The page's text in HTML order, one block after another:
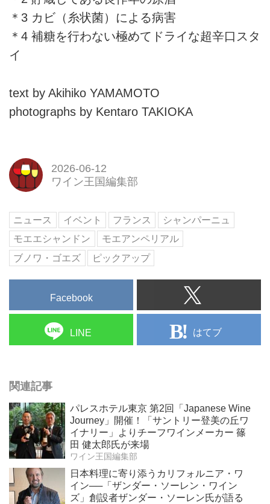
＊3 カビ（糸状菌）による病害
＊4 補糖を行わない極めてドライな超辛口スタ
イ
text by Akihiko YAMAMOTO
photographs by Kentaro TAKIOKA
2026-06-12
ワイン王国編集部
ニュース イベント フランス
シャンパーニュ
モエエシャンドン
モエアンペリアル
ブノワ・ゴエズ
ピックアップ
Facebook
LINE はてブ
関連記事
パレスホテル東京 第2回「Japanese Wine
Journey」開催！「サントリー登美の丘ワ
イナリー」よりチーフワインメーカー 篠
田 健太郎氏が来場
ワイン王国編集部
日本料理に寄り添うカリフォルニア・ワ
イン──「ザンダー・ソーレン・ワイン
ズ」創設者ザンダー・ソーレン氏が語る